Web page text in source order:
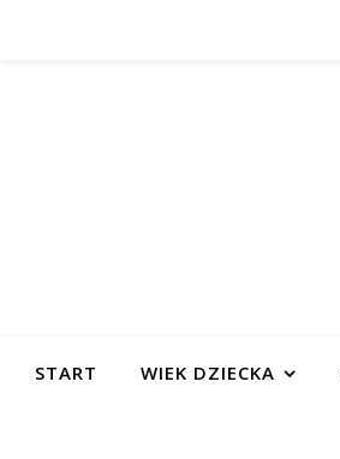
START WIEK DZIECKA